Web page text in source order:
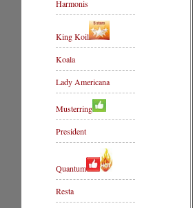
Harmonis
King Koil
Koala
Lady Americana
Musterring
President
Quantum
Resta